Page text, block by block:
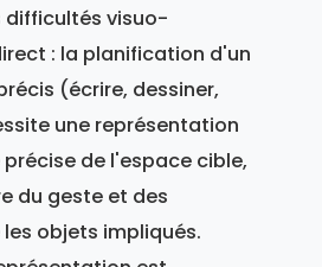
difficultés visuo-
: la planification d'un
(écrire, dessiner,
une représentation
de l'espace cible,
du geste et des
objets impliqués.